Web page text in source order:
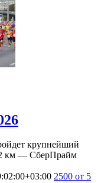
крупнейший
км — СберПрайм
2500 от 5